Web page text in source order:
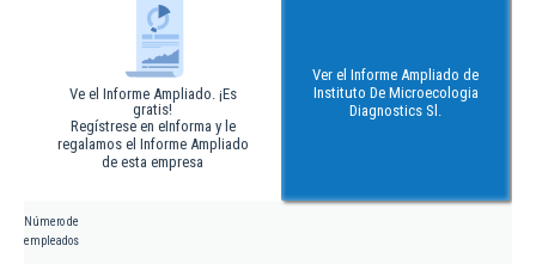
Ve el Informe Ampliado. ¡Es
gratis!
Regístrese en eInforma y le
regalamos el Informe Ampliado
de esta empresa
Ver el Informe Ampliado de
Instituto De Microecologia
Diagnostics Sl.
Número de
empleados